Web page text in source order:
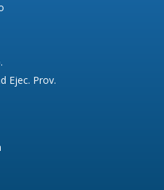
Ejec. Prov.